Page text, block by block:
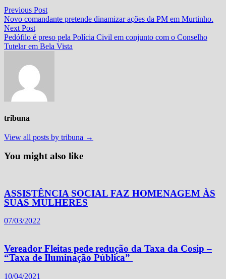
Navegação
de
Post
Previous PostPrevious
post:
Novo comandante pretende dinamizar ações da PM em Murtinho.
Next PostNext
post:
Pedófilo é preso pela Polícia Civil em conjunto com o Conselho
Tutelar em Bela Vista
tribuna
View all posts by tribuna →
You might also like
ASSISTÊNCIA SOCIAL FAZ HOMENAGEM ÀS
SUAS MULHERES
07/03/2022
Vereador Fleitas pede redução da Taxa da Cosip –
“Taxa de Iluminação Pública”
10/04/2021